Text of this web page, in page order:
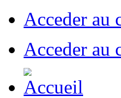
Acceder au
Acceder au